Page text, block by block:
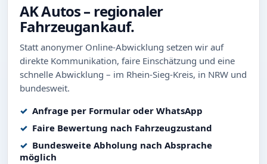
AK Autos – regionaler
Fahrzeugankauf.
Statt anonymer Online-Abwicklung setzen wir auf
direkte Kommunikation, faire Einschätzung und eine
schnelle Abwicklung – im Rhein-Sieg-Kreis, in NRW und
bundesweit.
Anfrage per Formular oder WhatsApp
Faire Bewertung nach Fahrzeugzustand
Bundesweite Abholung nach Absprache
möglich